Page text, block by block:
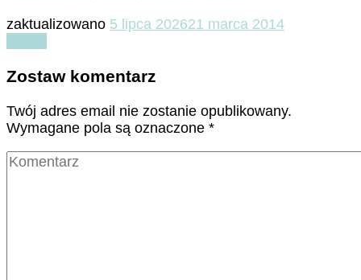
zaktualizowano 5 lipca 202621 marca 2014
Zostaw komentarz
Twój adres email nie zostanie opublikowany.
Wymagane pola są oznaczone *